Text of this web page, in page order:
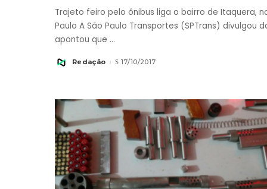
Trajeto feiro pelo ônibus liga o bairro de Itaquera,
Paulo A São Paulo Transportes (SPTrans)
apontou que ...
PostedRedação 17/10/2017